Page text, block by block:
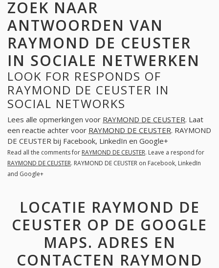
ZOEK NAAR
ANTWOORDEN VAN
RAYMOND DE CEUSTER
IN SOCIALE NETWERKEN
LOOK FOR RESPONDS OF
RAYMOND DE CEUSTER IN
SOCIAL NETWORKS
Lees alle opmerkingen voor RAYMOND DE CEUSTER. Laat
een reactie achter voor RAYMOND DE CEUSTER. RAYMOND
DE CEUSTER bij Facebook, LinkedIn en Google+
Read all the comments for RAYMOND DE CEUSTER. Leave a respond for
RAYMOND DE CEUSTER. RAYMOND DE CEUSTER on Facebook, LinkedIn
and Google+
LOCATIE RAYMOND DE
CEUSTER OP DE GOOGLE
MAPS. ADRES EN
CONTACTEN RAYMOND